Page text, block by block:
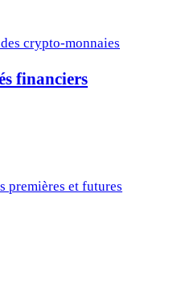
crypto-monnaies
financiers
premières et futures